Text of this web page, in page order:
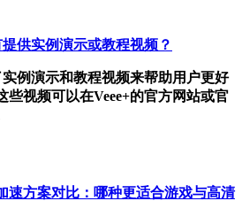
供实例演示或教程视频？
例演示和教程视频来帮助用户更好
些视频可以在Veee+的官方网站或官
速方案对比：哪种更适合游戏与高清